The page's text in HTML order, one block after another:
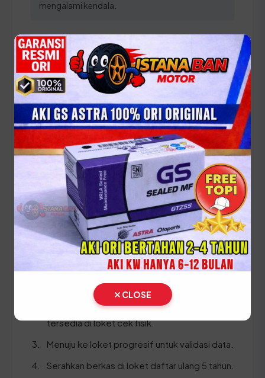
mengalami kendala.
Panduan Pajak 5 Tahunan
(Ganti Plat) di Sulawesi Utara
Setiap lima tahun, pemilik kendaraan wajib
melakukan pergantian pelat nomor dan cek fisik
kendaraan. Siapkan dokumen tambahan ini:
STNK asli
KTP asli
SKPD asli
BPKB asli & copy
Ikuti panduan langkah demi langkah berikut:
Lakukan Cek Fisik kendaraan (wajib membawa
unit kendaraan ke SAMSAT).
Ambil dan isi formulir pendaftaran yang
tersedia di loket cek fisik.
Menuju ke loket progresif untuk validasi data.
Serahkan berkas di loket daftar ulang 5 tahun.
CLOSE